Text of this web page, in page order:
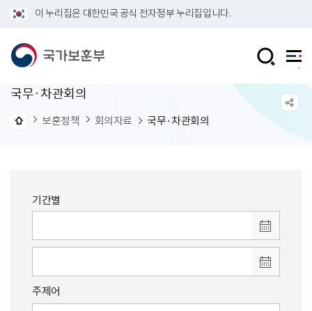
이 누리집은 대한민국 공식 전자정부 누리집입니다.
국무·차관회의
보훈정책 회의자료 국무·차관회의
기간별
주제어